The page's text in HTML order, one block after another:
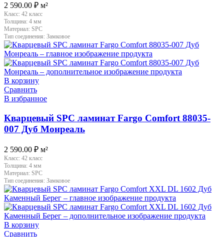
2 590.00 ₽ м²
Класс: 42 класс
Толщина: 4 мм
Материал: SPC
Тип соединения: Замковое
В корзину
Сравнить
В избранное
Кварцевый SPC ламинат Fargo Comfort 88035-
007 Дуб Монреаль
2 590.00 ₽ м²
Класс: 42 класс
Толщина: 4 мм
Материал: SPC
Тип соединения: Замковое
В корзину
Сравнить